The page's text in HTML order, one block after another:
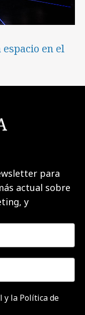
en el
para
actual sobre
y
y la Política de